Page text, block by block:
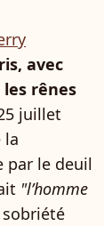
avec
rênes
juillet
la
par le deuil
"l’homme
sobriété